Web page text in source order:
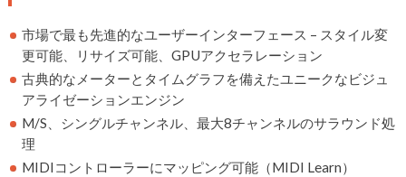
市場で最も先進的なユーザーインターフェース – スタイル変
更可能、リサイズ可能、GPUアクセラレーション
古典的なメーターとタイムグラフを備えたユニークなビジュ
アライゼーションエンジン
M/S、シングルチャンネル、最大8チャンネルのサラウンド処
理
MIDIコントローラーにマッピング可能（MIDI Learn）